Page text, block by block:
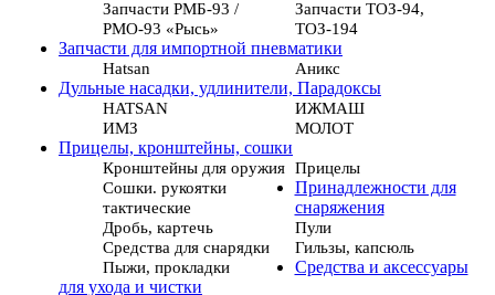
Запчасти РМБ-93 /
РМО-93 «Рысь»
Запчасти ТОЗ-94,
ТОЗ-194
Запчасти для импортной пневматики
Hatsan
Аникс
Дульные насадки, удлинители, Парадоксы
HATSAN
ИЖМАШ
ИМЗ
МОЛОТ
Прицелы, кронштейны, сошки
Кронштейны для оружия Прицелы
Сошки. рукоятки
тактические
Принадлежности для
снаряжения
Дробь, картечь
Пули
Средства для снарядки
Гильзы, капсюль
Пыжи, прокладки
Средства и аксессуары
для ухода и чистки